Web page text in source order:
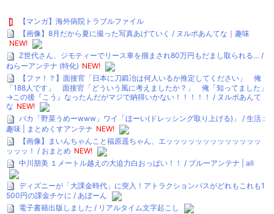
【マンガ】海外病院トラブルファイル
【画像】8月だから夏に撮った写真あげていく / ヌルポあんてな｜趣味
NEW!
Z世代さん、ジモティーでリース車を掴まされ80万円もだまし取られる… /
ねらーアンテナ (特化) NEW!
【ファ！？】面接官「日本に刀鍛冶は何人いるか推定してください」 俺
「188人です」 面接官「どういう風に考えましたか？」 俺「知ってました」
→この後『こう』なったんだがマジで納得いかない！！！！！ / ヌルポあんて
な NEW!
バカ「野菜うめーwww」ワイ「ほーい(ドレッシング取り上げる)」 / 生活 :
趣味 | まとめくすアンテナ NEW!
【画像】まいんちゃんこと福原遥ちゃん、エッッッッッッッッッッッッッ
ッッッ！ / おまとめ NEW!
中川朋美 １メートル越えの大迫力白おっぱい！！ / ブルーアンテナ | all
ディズニーが「大課金時代」に突入！アトラクションパスがどれもこれも1
500円の課金チケに / あぼーん
電子書籍出版しました / リアルタイム文字起こし